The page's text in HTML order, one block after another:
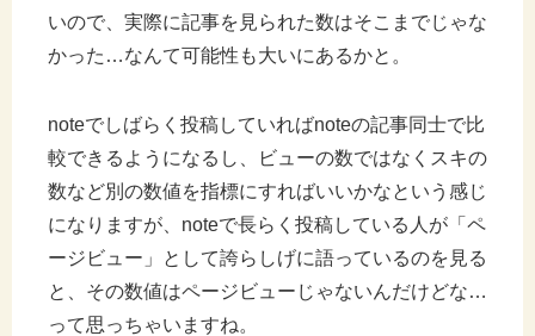
いので、実際に記事を見られた数はそこまでじゃな
かった…なんて可能性も大いにあるかと。
noteでしばらく投稿していればnoteの記事同士で比
較できるようになるし、ビューの数ではなくスキの
数など別の数値を指標にすればいいかなという感じ
になりますが、noteで長らく投稿している人が「ペ
ージビュー」として誇らしげに語っているのを見る
と、その数値はページビューじゃないんだけどな…
って思っちゃいますね。